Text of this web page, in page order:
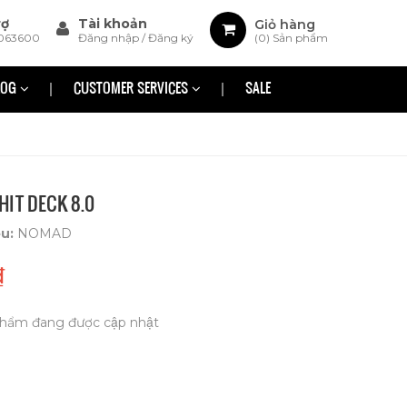
Giỏ hàng
(0) Sản phẩm
Tài khoản
Đăng nhập /Đăng ký
CUSTOMER SERVICES SALE
DECK 8.0
NOMAD
đang được cập nhật